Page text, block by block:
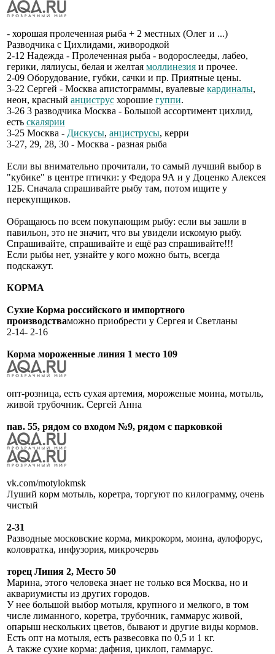
- хорошая пролеченная рыба + 2 местных (Олег и ...)
Разводчика с Цихлидами, живородкой
2-12 Надежда - Пролеченная рыба - водорослееды, лабео,
герики, лялиусы, белая и желтая моллинезия и прочее.
2-09 Оборудование, губки, сачки и пр. Приятные цены.
3-22 Сергей - Москва апистограммы, вуалевые кардиналы,
неон, красный анциструс хорошие гуппи.
3-26 3 разводчика Москва - Большой ассортимент цихлид,
есть скалярии
3-25 Москва - Дискусы, анциструсы, керри
3-27, 29, 28, 30 - Москва - разная рыба
Если вы внимательно прочитали, то самый лучший выбор в
"кубике" в центре птички: у Федора 9А и у Доценко Алексея
12Б. Сначала спрашивайте рыбу там, потом ищите у
перекупщиков.
Обращаюсь по всем покупающим рыбу: если вы зашли в
павильон, это не значит, что вы увидели искомую рыбу.
Спрашивайте, спрашивайте и ещё раз спрашивайте!!!
Если рыбы нет, узнайте у кого можно быть, всегда
подскажут.
КОРМА
Сухие Корма российского и импортного
производстваможно приобрести у Сергея и Светланы
2-14- 2-16
Корма мороженные линия 1 место 109
опт-розница, есть сухая артемия, мороженые моина, мотыль,
живой трубочник. Сергей Анна
пав. 55, рядом со входом №9, рядом с парковкой
vk.com/motylokmsk
Луший корм мотыль, коретра, торгуют по килограмму, очень
чистый
2-31
Разводные московские корма, микрокорм, моина, аулофорус,
коловратка, инфузория, микрочервь
торец Линия 2, Место 50
Марина, этого человека знает не только вся Москва, но и
аквариумисты из других городов.
У нее большой выбор мотыля, крупного и мелкого, в том
числе лиманного, коретра, трубочник, гаммарус живой,
опарыш нескольких цветов, бывают и другие виды кормов.
Есть опт на мотыля, есть развесовка по 0,5 и 1 кг.
А также сухие корма: дафния, циклоп, гаммарус.